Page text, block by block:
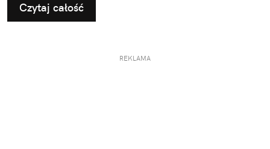
Czytaj całość
REKLAMA